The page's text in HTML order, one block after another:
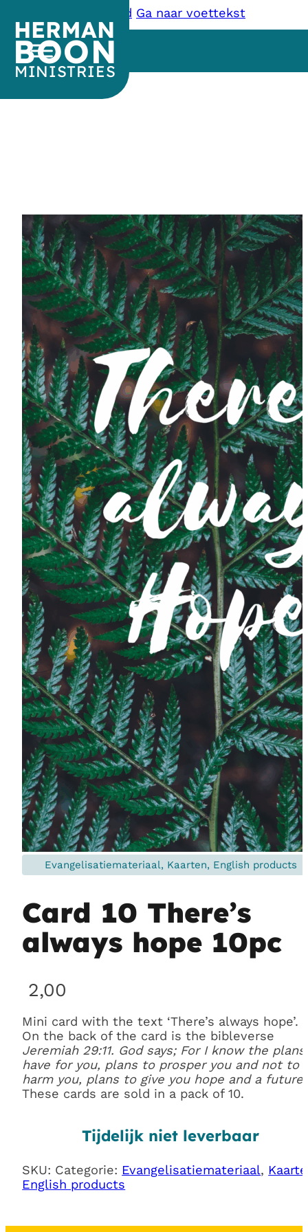
Ga naar hoofdinhoud Ga naar voettekst
MINISTRIES
BOON
HERMAN
Evangelisatiemateriaal, Kaarten, English products
Card 10 There’s
always hope 10pc
2,00
Mini card with the text ‘There’s always hope’.
On the back of the card is the bibleverse
Jeremiah 29:11. God says; For I know the plans
have for you, plans to prosper you and not to
harm you, plans to give you hope and a future.
These cards are sold in a pack of 10.
Tijdelijk niet leverbaar
SKU: Categorie: Evangelisatiemateriaal,
English products